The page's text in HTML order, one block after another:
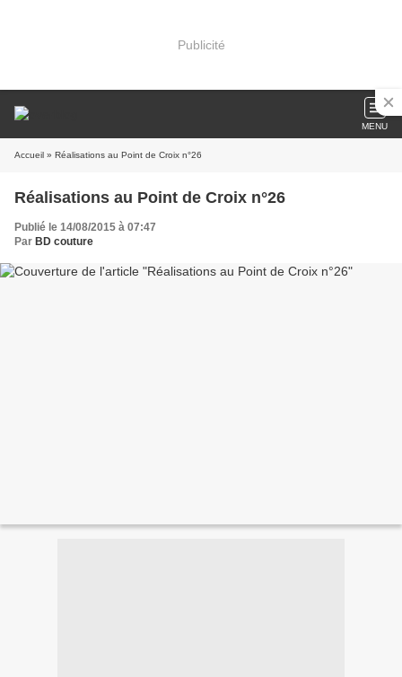
Publicité
MENU
Accueil » Réalisations au Point de Croix n°26
Réalisations au Point de Croix n°26
Publié le 14/08/2015 à 07:47
Par BD couture